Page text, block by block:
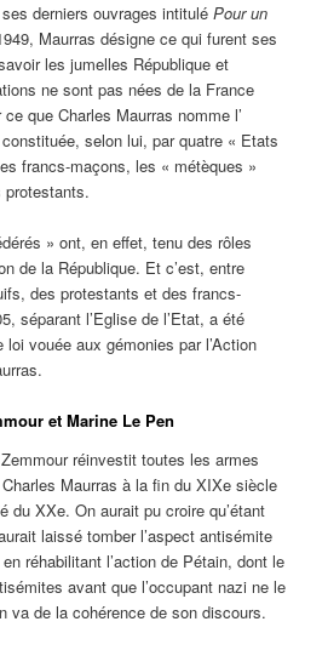
ses derniers ouvrages intituléPour un
Maurras désigne ce qui furent ses
les jumelles République et
ne sont pas nées de la France
que Charles Maurras nomme l’
selon lui, par quatre « Etats
francs-maçons, les « métèques »
protestants.
» ont, en effet, tenu des rôles
de la République. Et c’est, entre
des protestants et des francs-
séparant l’Eglise de l’Etat, a été
vouée aux gémonies par l’Action
et Marine Le Pen
réinvestit toutes les armes
Maurras à la fin du XIXe siècle
du XXe. On aurait pu croire qu’étant
laissé tomber l’aspect antisémite
réhabilitant l’action de Pétain, dont le
avant que l’occupant nazi ne le
va de la cohérence de son discours.